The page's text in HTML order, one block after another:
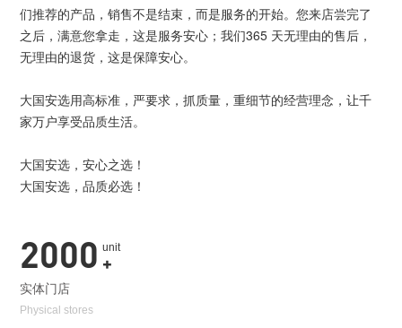
们推荐的产品，销售不是结束，而是服务的开始。您来店尝完了
之后，满意您拿走，这是服务安心；我们365 天无理由的售后，
无理由的退货，这是保障安心。
大国安选用高标准，严要求，抓质量，重细节的经营理念，让千
家万户享受品质生活。
大国安选，安心之选！
大国安选，品质必选！
2000 unit
+
实体门店
Physical stores